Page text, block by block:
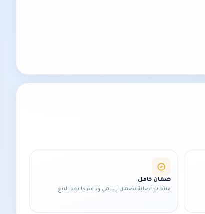
ضمان كامل
منتجات أصلية بضمان رسمي ودعم ما بعد البيع.